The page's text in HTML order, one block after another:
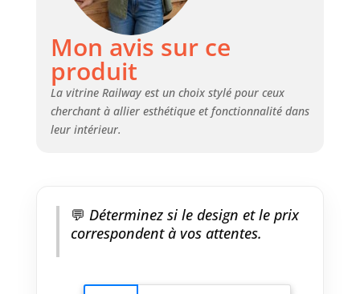
Mon avis sur ce
produit
La vitrine Railway est un choix stylé pour ceux
cherchant à allier esthétique et fonctionnalité dans
leur intérieur.
💬 Déterminez si le design et le prix
correspondent à vos attentes.